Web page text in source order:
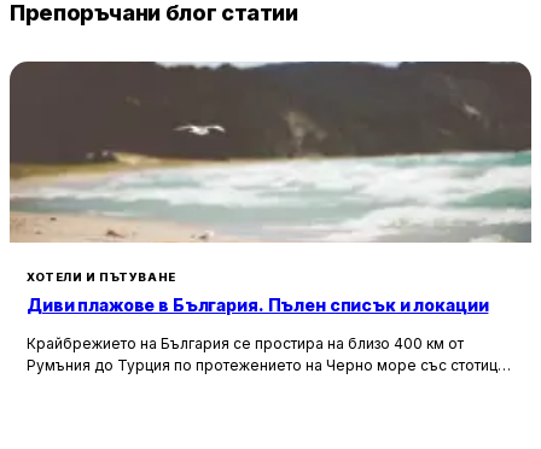
Препоръчани блог статии
ХОТЕЛИ И ПЪТУВАНЕ
Диви плажове в България. Пълен списък и локации
Крайбрежието на България се простира на близо 400 км от
Румъния до Турция по протежението на Черно море със стотици